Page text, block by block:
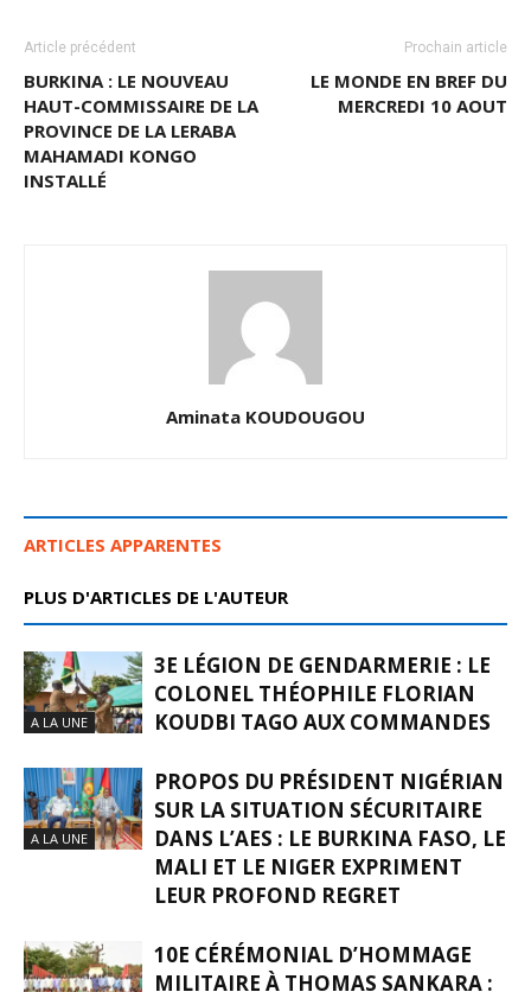
Article précédent
BURKINA : LE NOUVEAU
HAUT-COMMISSAIRE DE LA
PROVINCE DE LA LERABA
MAHAMADI KONGO
INSTALLÉ
Prochain article
LE MONDE EN BREF DU
MERCREDI 10 AOUT
Aminata KOUDOUGOU
ARTICLES APPARENTES
PLUS D'ARTICLES DE L'AUTEUR
A LA UNE
3E LÉGION DE GENDARMERIE : LE
COLONEL THÉOPHILE FLORIAN
KOUDBI TAGO AUX COMMANDES
A LA UNE
PROPOS DU PRÉSIDENT NIGÉRIAN
SUR LA SITUATION SÉCURITAIRE
DANS L’AES : LE BURKINA FASO, LE
MALI ET LE NIGER EXPRIMENT
LEUR PROFOND REGRET
10E CÉRÉMONIAL D’HOMMAGE
MILITAIRE À THOMAS SANKARA :